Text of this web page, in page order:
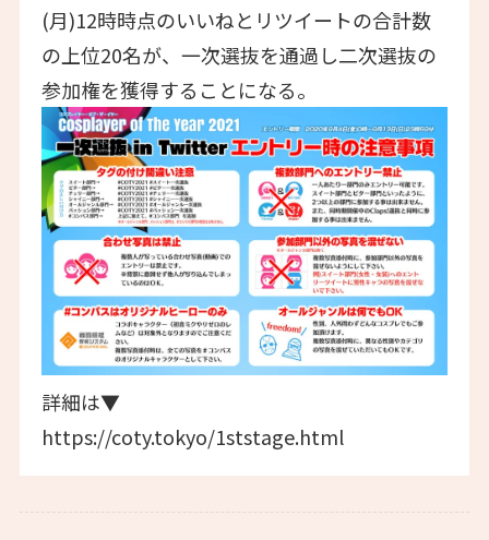
(月)12時時点のいいねとリツイートの合計数
の上位20名が、一次選抜を通過し二次選抜の
参加権を獲得することになる。
詳細は▼
https://coty.tokyo/1ststage.html